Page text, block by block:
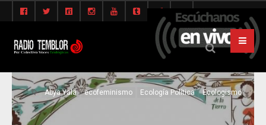
Abya Yala ecofeminismo Ecología Política Ecologismo